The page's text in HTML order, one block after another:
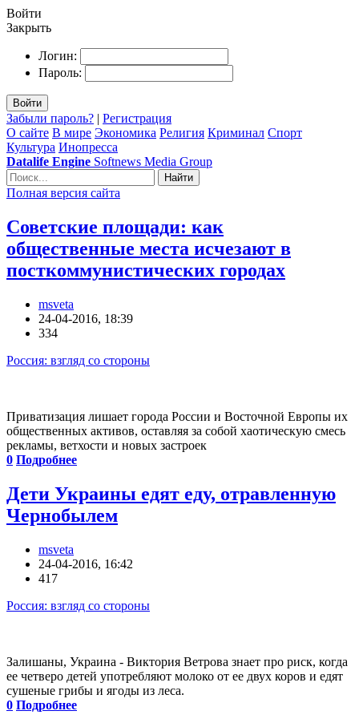
Войти
Закрыть
Логин:
Пароль:
Войти
Забыли пароль? | Регистрация
О сайте В мире Экономика Религия Криминал Спорт
Культура Инопресса
Datalife Engine Softnews Media Group
Найти
Полная версия сайта
Советские площади: как
общественные места исчезают в
посткоммунистических городах
msveta
24-04-2016, 18:39
334
Россия: взгляд со стороны
Приватизация лишает города России и Восточной Европы их
общественных активов, оставляя за собой хаотическую смесь
рекламы, ветхости и новых застроек
0 Подробнее
Дети Украины едят еду, отравленную
Чернобылем
msveta
24-04-2016, 16:42
417
Россия: взгляд со стороны
Залишаны, Украина - Виктория Ветрова знает про риск, когда
ее четверо детей употребляют молоко от ее двух коров и едят
сушеные грибы и ягоды из леса.
0 Подробнее